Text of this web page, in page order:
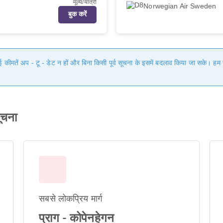
मूल्य/यात्री
बुक करें
Norwegian Air Sweden
कीमतें अप - टू - डेट न हों और बिना किसी पूर्व सूचना के इसमें बदलाव किया जा सके।
सबसे लोकप्रिय मार्ग
प्राग - कोपेनहेगन